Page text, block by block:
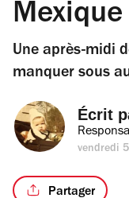
Mexique
Une après-midi
manquer sous
Écrit
vendredi
Partager